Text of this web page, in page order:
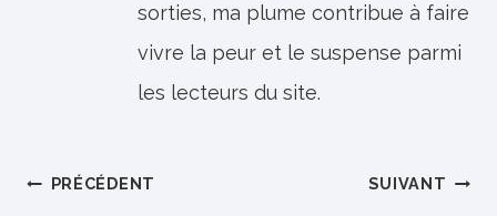
sorties, ma plume contribue à faire
vivre la peur et le suspense parmi
les lecteurs du site.
Navigation
PRÉCÉDENT SUIVANT